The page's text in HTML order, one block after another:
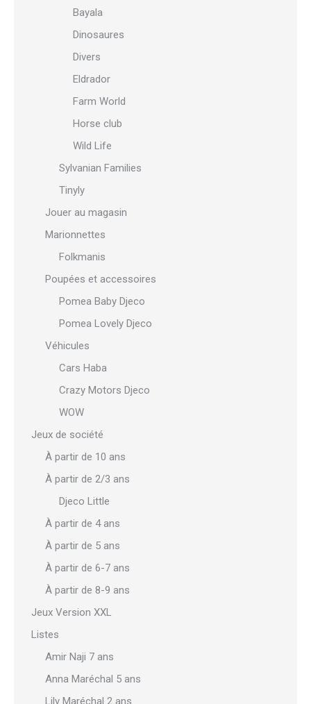
Bayala
Dinosaures
Divers
Eldrador
Farm World
Horse club
Wild Life
Sylvanian Families
Tinyly
Jouer au magasin
Marionnettes
Folkmanis
Poupées et accessoires
Pomea Baby Djeco
Pomea Lovely Djeco
Véhicules
Cars Haba
Crazy Motors Djeco
WOW
Jeux de société
À partir de 10 ans
À partir de 2/3 ans
Djeco Little
À partir de 4 ans
À partir de 5 ans
À partir de 6-7 ans
À partir de 8-9 ans
Jeux Version XXL
Listes
Amir Naji 7 ans
Anna Maréchal 5 ans
Lily Maréchal 2 ans